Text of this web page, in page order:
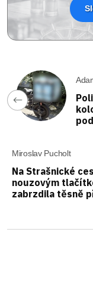
Miroslav Pucholt
Na Strašnické
nouzovým
zabrzdila těsně